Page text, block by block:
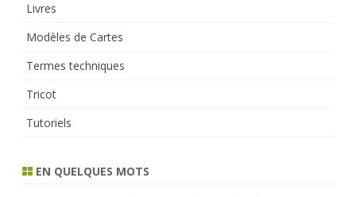
Livres
Modèles de Cartes
Termes techniques
Tricot
Tutoriels
EN QUELQUES MOTS